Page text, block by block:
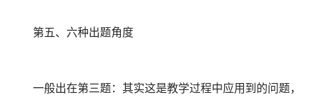
第五、六种出题角度
一般出在第三题：其实这是教学过程中应用到的问题，